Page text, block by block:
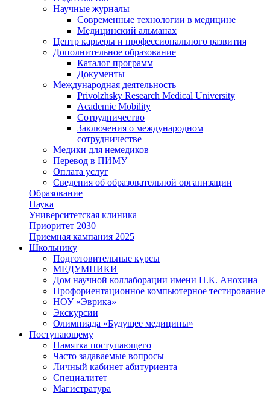
Научные журналы
Современные технологии в медицине
Медицинский альманах
Центр карьеры и профессионального развития
Дополнительное образование
Каталог программ
Документы
Международная деятельность
Privolzhsky Research Medical University
Academic Mobility
Сотрудничество
Заключения о международном
сотрудничестве
Медики для немедиков
Перевод в ПИМУ
Оплата услуг
Сведения об образовательной организации
Образование
Наука
Университетская клиника
Приоритет 2030
Приемная кампания 2025
Школьнику
Подготовительные курсы
МЕДУМНИКИ
Дом научной коллаборации имени П.К. Анохина
Профориентационное компьютерное тестирование
НОУ «Эврика»
Экскурсии
Олимпиада «Будущее медицины»
Поступающему
Памятка поступающего
Часто задаваемые вопросы
Личный кабинет абитуриента
Специалитет
Магистратура